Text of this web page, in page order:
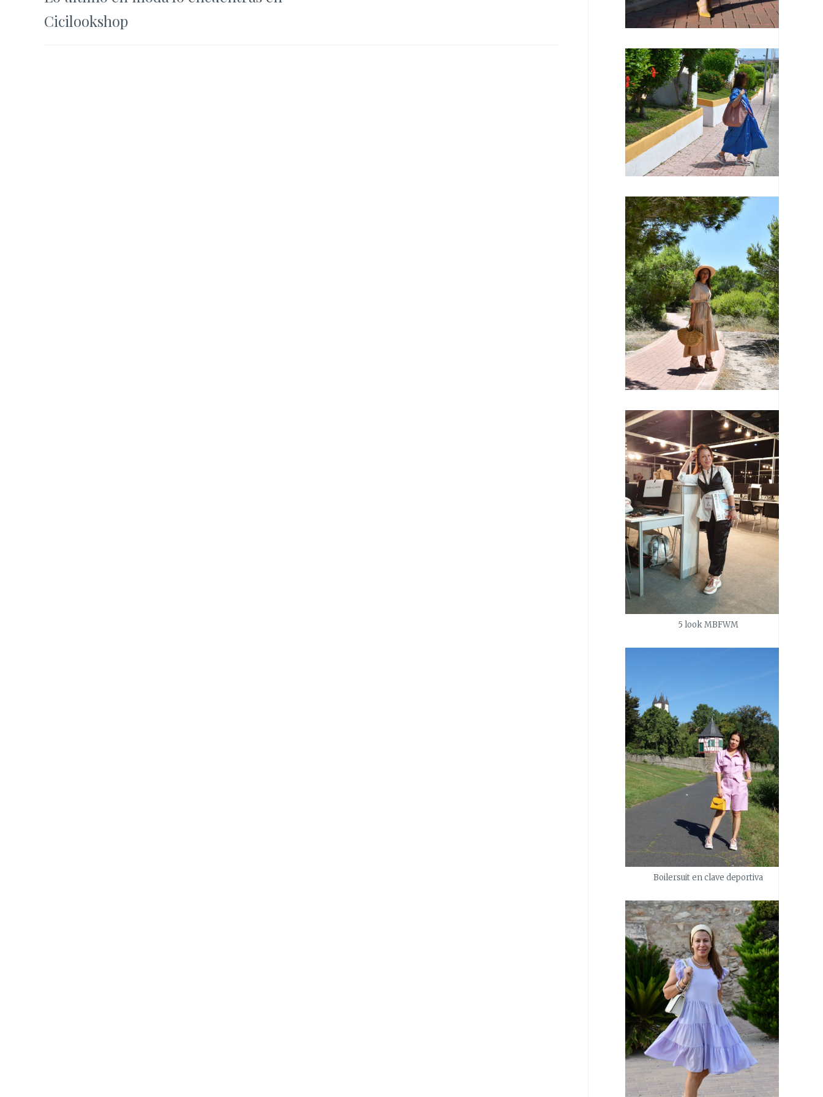
de
Cicilookshop
5 look MBFWM
Boilersuit en clave deportiva